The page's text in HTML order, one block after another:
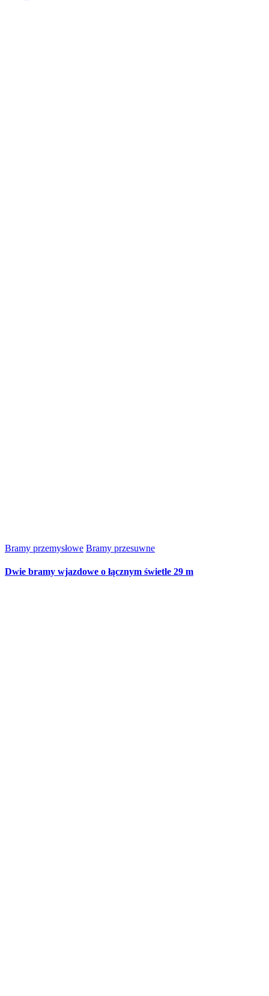
Bramy przemysłowe Bramy przesuwne
Dwie bramy wjazdowe o łącznym świetle 29 m